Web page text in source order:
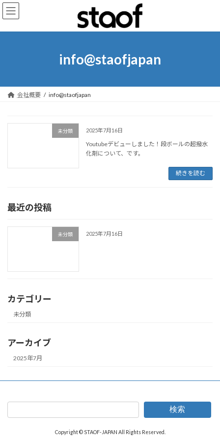
info@staofjapan
会社概要 info@staofjapan
未分類 2025年7月16日
Youtubeデビューしました！段ボールの超撥水
化剤について、です。
続きを読む
最近の投稿
未分類 2025年7月16日
カテゴリー
未分類
アーカイブ
2025年7月
検索
Copyright © STAOF-JAPAN All Rights Reserved.